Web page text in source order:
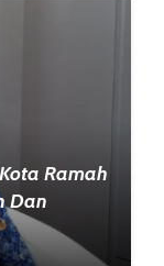
Ramah
Dan